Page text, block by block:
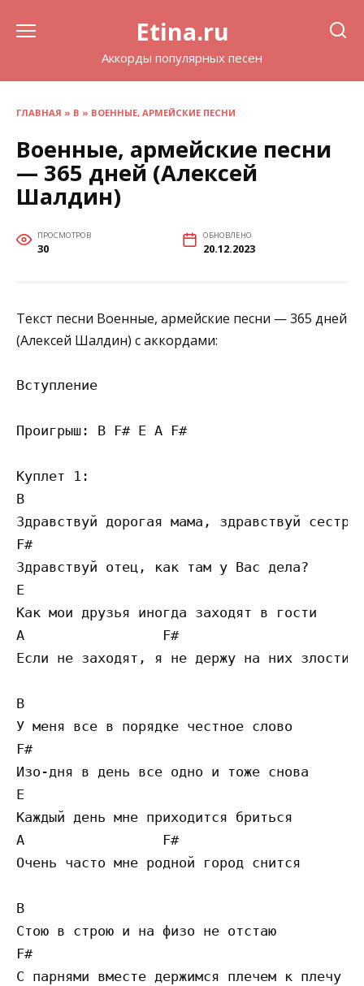
Etina.ru
Аккорды популярных песен
ГЛАВНАЯ » В » ВОЕННЫЕ, АРМЕЙСКИЕ ПЕСНИ
Военные, армейские песни
— 365 дней (Алексей
Шалдин)
ПРОСМОТРОВ
30
ОБНОВЛЕНО
20.12.2023
Текст песни Военные, армейские песни — 365 дней
(Алексей Шалдин) с аккордами:
Вступление
Проигрыш: B F# E A F#
Куплет 1:
B
Здравствуй дорогая мама, здравствуй сестра
F#
Здравствуй отец, как там у Вас дела?
E
Как мои друзья иногда заходят в гости
A                 F#
Если не заходят, я не держу на них злости
B
У меня все в порядке честное слово
F#
Изо-дня в день все одно и тоже снова
E
Каждый день мне приходится бриться
A                 F#
Очень часто мне родной город снится
B
Стою в строю и на физо не отстаю
F#
С парнями вместе держимся плечем к плечу